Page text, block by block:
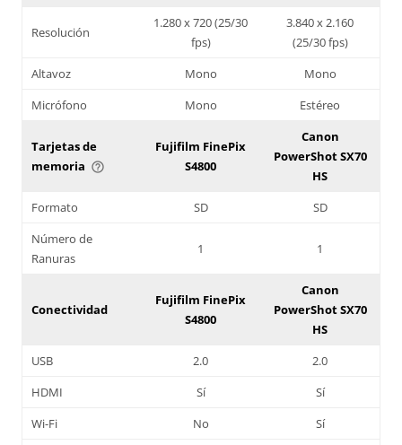
Resolución
1.280 x 720 (25/30
fps)
3.840 x 2.160
(25/30 fps)
Altavoz
Mono
Mono
Micrófono
Mono Estéreo
Tarjetas de
memoria help_outline
Fujifilm FinePix
S4800
Canon
PowerShot SX70
HS
Formato
SD
SD
Número de
Ranuras
1 1
Conectividad
Fujifilm FinePix
S4800
Canon
PowerShot SX70
HS
USB
2.0
2.0
HDMI
Sí
Sí
Wi-Fi
No
Sí